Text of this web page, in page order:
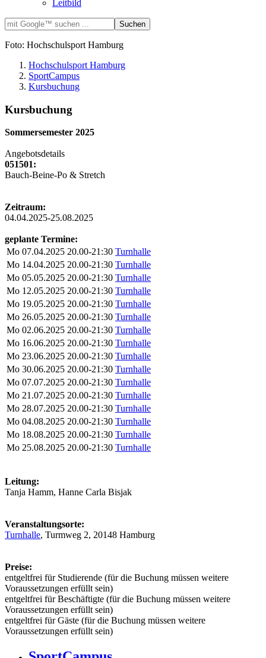
Leitbild
Foto: Hochschulsport Hamburg
Hochschulsport Hamburg
SportCampus
Kursbuchung
Kursbuchung
Sommersemester 2025
Angebotsdetails
051501:
Bauch-Beine-Po & Stretch
Zeitraum:
04.04.2025-25.08.2025
geplante Termine:
Mo 07.04.2025 20.00-21:30 Turnhalle
Mo 14.04.2025 20.00-21:30 Turnhalle
Mo 05.05.2025 20.00-21:30 Turnhalle
Mo 12.05.2025 20.00-21:30 Turnhalle
Mo 19.05.2025 20.00-21:30 Turnhalle
Mo 26.05.2025 20.00-21:30 Turnhalle
Mo 02.06.2025 20.00-21:30 Turnhalle
Mo 16.06.2025 20.00-21:30 Turnhalle
Mo 23.06.2025 20.00-21:30 Turnhalle
Mo 30.06.2025 20.00-21:30 Turnhalle
Mo 07.07.2025 20.00-21:30 Turnhalle
Mo 21.07.2025 20.00-21:30 Turnhalle
Mo 28.07.2025 20.00-21:30 Turnhalle
Mo 04.08.2025 20.00-21:30 Turnhalle
Mo 18.08.2025 20.00-21:30 Turnhalle
Mo 25.08.2025 20.00-21:30 Turnhalle
Leitung:
Tanja Hamm, Hanne Carla Bisjak
Veranstaltungsorte:
Turnhalle, Turmweg 2, 20148 Hamburg
Preise:
entgeltfrei für Studierende (für die Buchung müssen weitere
Voraussetzungen erfüllt sein)
entgeltfrei für Beschäftigte (für die Buchung müssen weitere
Voraussetzungen erfüllt sein)
entgeltfrei für Gäste (für die Buchung müssen weitere
Voraussetzungen erfüllt sein)